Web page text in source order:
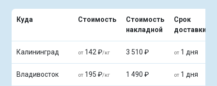
Куда Стоимость
Стоимость
накладной
Срок
доставки
Калининград от 142 ₽/кг 3 510 ₽ от 1 дня
Владивосток от 195 ₽/кг 1 490 ₽ от 1 дня